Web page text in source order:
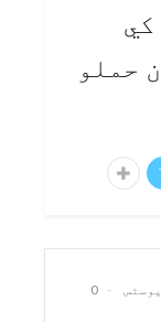
کي
حملو
0